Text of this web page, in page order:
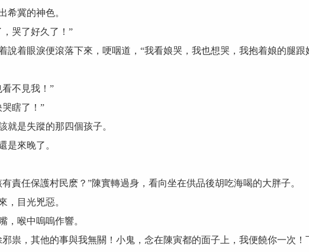
冀的神色。
哭了好久了！”
着眼淚便滾落下來，哽咽道，“我看娘哭，我也想哭，我抱着娘的腿跟
不見我！”
瞎了！”
是失蹤的那四個孩子。
來晚了。
任保護村民麽？”陳實轉過身，看向坐在供品後胡吃海喝的大胖子。
目光兇惡。
喉中嗚嗚作響。
，其他的事與我無關！小鬼，念在陳寅都的面子上，我便饒你一次！